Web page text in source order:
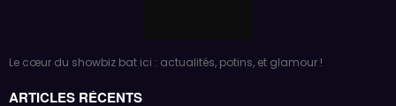
Jenifer sur France Inter